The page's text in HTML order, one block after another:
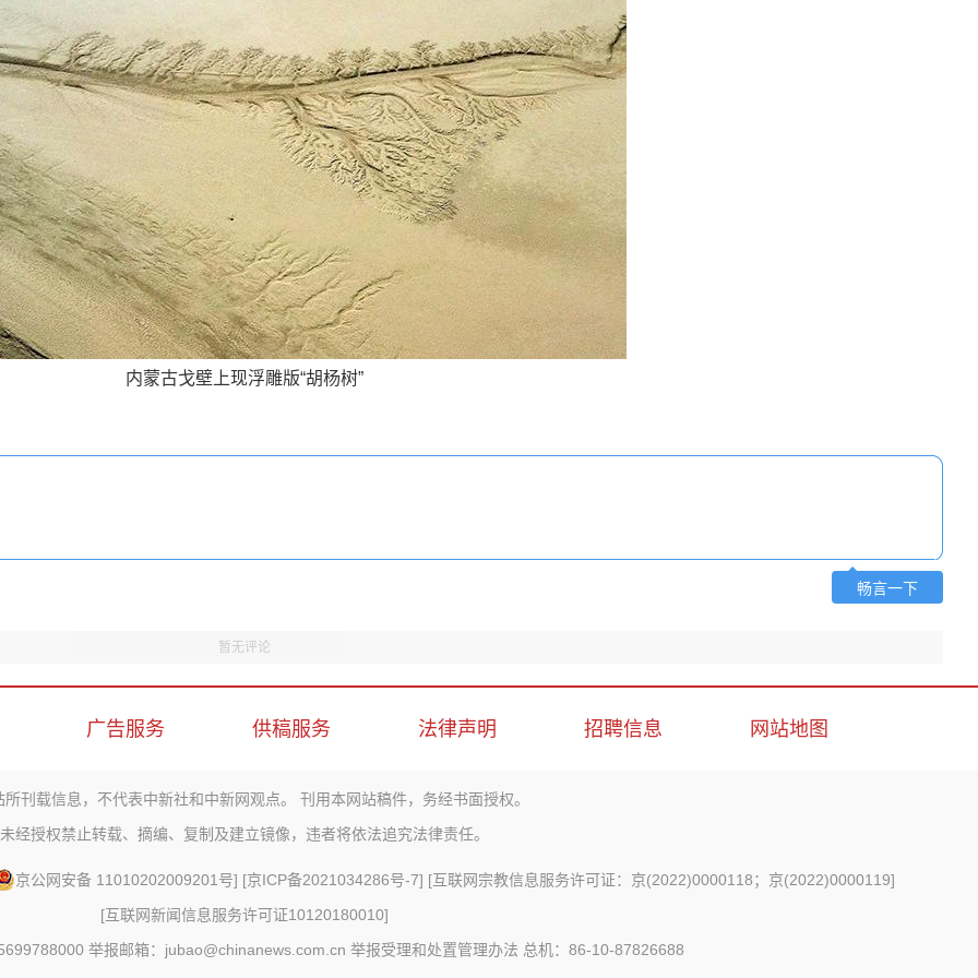
内蒙古戈壁上现浮雕版“胡杨树”
畅言一下
暂无评论
广告服务 供稿服务 法律声明 招聘信息 网站地图
所刊载信息，不代表中新社和中新网观点。 刊用本网站稿件，务经书面授权。
未经授权禁止转载、摘编、复制及建立镜像，违者将依法追究法律责任。
京公网安备 11010202009201号] [京ICP备2021034286号-7] [互联网宗教信息服务许可证：京(2022)0000118；京(2022)0000119]
[互联网新闻信息服务许可证10120180010]
举报邮箱：jubao@chinanews.com.cn 举报受理和处置管理办法 总机：86-10-87826688